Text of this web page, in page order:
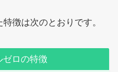
徴は次のとおりです。
ゼロの特徴